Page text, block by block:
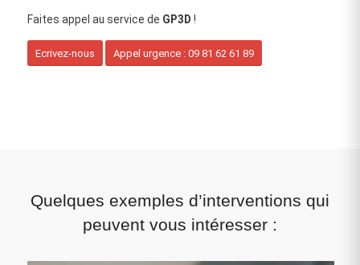
Faites appel au service de GP3D !
Ecrivez-nous Appel urgence : 09 81 62 61 89
Quelques exemples d’interventions qui
peuvent vous intéresser :